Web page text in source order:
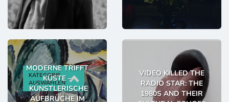
MODERNE TRIFFT
KÜSTE –
KÜNSTLERISCHE
AUFBRÜCHE IM
VIDEO KILLED THE
RADIO STAR: THE
1980S AND THEIR
KATEGORIE
AUSWÄHLEN